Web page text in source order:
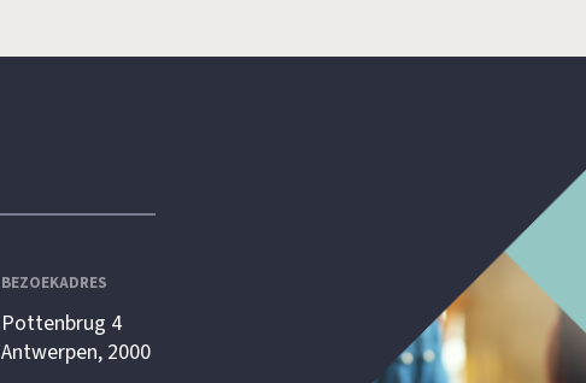
BEZOEKADRES
Pottenbrug 4
Antwerpen, 2000